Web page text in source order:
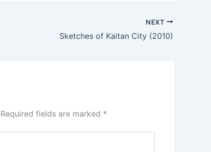
NEXT
Sketches of Kaitan City (2010)
Required fields are marked *